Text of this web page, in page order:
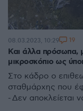
Και άλλα πρόσωπα,
μικροσκόπιο ως
Στο κάδρο ο
σταθμάρχης που
- Δεν αποκλείεται
08.03.2023, 10:29 19